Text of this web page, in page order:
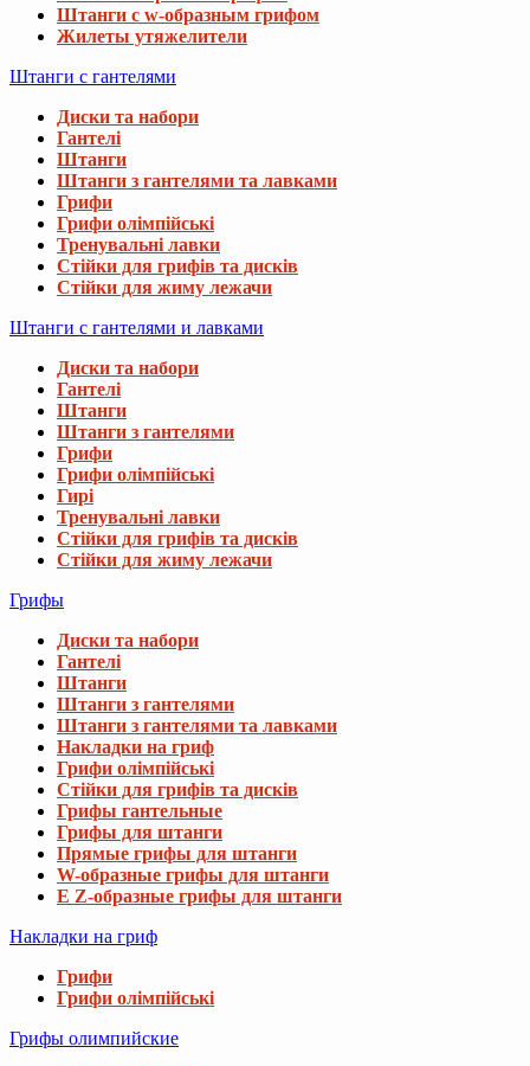
Штанги с w-образным грифом
Жилеты утяжелители
Штанги с гантелями
Диски та набори
Гантелі
Штанги
Штанги з гантелями та лавками
Грифи
Грифи олімпійські
Тренувальні лавки
Стійки для грифів та дисків
Стійки для жиму лежачи
Штанги с гантелями и лавками
Диски та набори
Гантелі
Штанги
Штанги з гантелями
Грифи
Грифи олімпійські
Гирі
Тренувальні лавки
Стійки для грифів та дисків
Стійки для жиму лежачи
Грифы
Диски та набори
Гантелі
Штанги
Штанги з гантелями
Штанги з гантелями та лавками
Накладки на гриф
Грифи олімпійські
Стійки для грифів та дисків
Грифы гантельные
Грифы для штанги
Прямые грифы для штанги
W-образные грифы для штанги
E Z-образные грифы для штанги
Накладки на гриф
Грифи
Грифи олімпійські
Грифы олимпийские